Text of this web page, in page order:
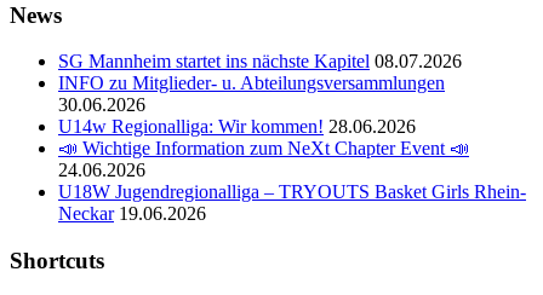
News
SG Mannheim startet ins nächste Kapitel 08.07.2026
INFO zu Mitglieder- u. Abteilungsversammlungen
30.06.2026
U14w Regionalliga: Wir kommen! 28.06.2026
📣 Wichtige Information zum NeXt Chapter Event 📣
24.06.2026
U18W Jugendregionalliga – TRYOUTS Basket Girls Rhein-
Neckar 19.06.2026
Shortcuts